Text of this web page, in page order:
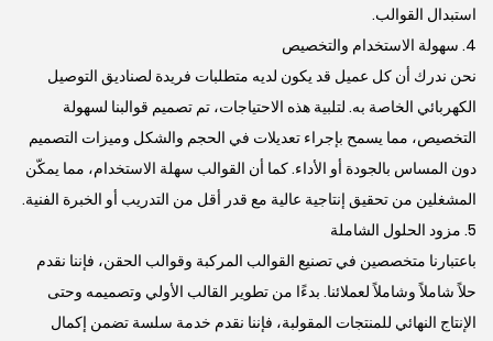
استبدال القوالب.
4. سهولة الاستخدام والتخصيص
نحن ندرك أن كل عميل قد يكون لديه متطلبات فريدة لصناديق التوصيل
الكهربائي الخاصة به. لتلبية هذه الاحتياجات، تم تصميم قوالبنا لسهولة
التخصيص، مما يسمح بإجراء تعديلات في الحجم والشكل وميزات التصميم
دون المساس بالجودة أو الأداء. كما أن القوالب سهلة الاستخدام، مما يمكّن
المشغلين من تحقيق إنتاجية عالية مع قدر أقل من التدريب أو الخبرة الفنية.
5. مزود الحلول الشاملة
باعتبارنا متخصصين في تصنيع القوالب المركبة وقوالب الحقن، فإننا نقدم
حلاً شاملاً وشاملاً لعملائنا. بدءًا من تطوير القالب الأولي وتصميمه وحتى
الإنتاج النهائي للمنتجات المقولبة، فإننا نقدم خدمة سلسة تضمن إكمال